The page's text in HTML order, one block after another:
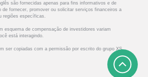
são fornecidas apenas para fins informativos e de
de fornecer, promover ou solicitar serviços financeiros a
regiões específicas.
esquema de compensação de investidores variam
está interagindo.
ser copiadas com a permissão por escrito do grupo XS.